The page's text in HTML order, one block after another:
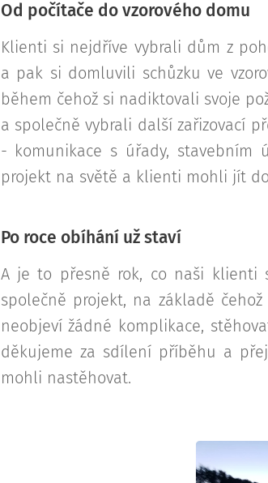
Od počítače do vzorového domu
Klienti si nejdříve vybrali dům z
a pak si domluvili schůzku ve
během čehož si nadiktovali svoje
a společně vybrali další zařizovací
- komunikace s úřady,
projekt na světě a klienti mohli jít
Po roce obíhání už staví
A je to přesně rok, co naši klienti
společně projekt, na základě
neobjeví žádné komplikace,
děkujeme za sdílení příběhu a
mohli nastěhovat.